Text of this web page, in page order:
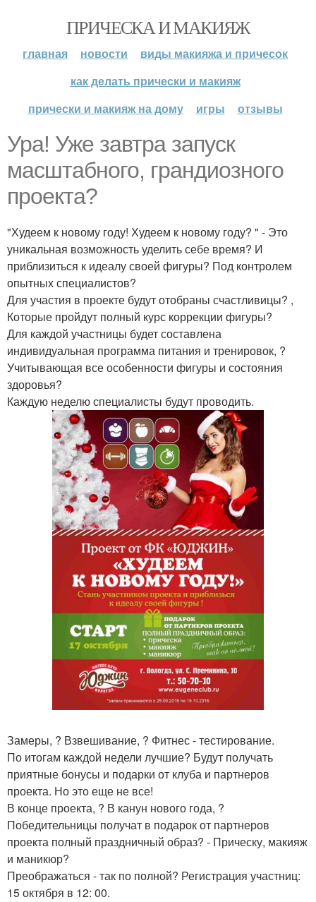
ПРИЧЕСКА И МАКИЯЖ
главная новости
виды макияжа и причесок
как делать прически и макияж
прически и макияж на дому
игры отзывы
Ура! Уже завтра запуск
масштабного, грандиозного
проекта?
"Худеем к новому году! Худеем к новому году? " - Это
уникальная возможность уделить себе время? И
приблизиться к идеалу своей фигуры? Под контролем
опытных специалистов?
Для участия в проекте будут отобраны счастливицы? ,
Которые пройдут полный курс коррекции фигуры?
Для каждой участницы будет составлена
индивидуальная программа питания и тренировок, ?
Учитывающая все особенности фигуры и состояния
здоровья?
Каждую неделю специалисты будут проводить.
Замеры, ? Взвешивание, ? Фитнес - тестирование.
По итогам каждой недели лучшие? Будут получать
приятные бонусы и подарки от клуба и партнеров
проекта. Но это еще не все!
В конце проекта, ? В канун нового года, ?
Победительницы получат в подарок от партнеров
проекта полный праздничный образ? - Прическу, макияж
и маникюр?
Преображаться - так по полной? Регистрация участниц:
15 октября в 12: 00.